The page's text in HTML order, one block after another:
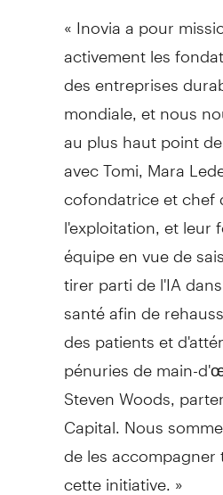
« Inovia a pour
activement les
des entreprises
mondiale, et nous
au plus haut point
avec Tomi, Mara
cofondatrice et chef
l'exploitation, et leur
équipe en vue de
tirer parti de l'IA
santé afin de
des patients et
pénuries de main-
Steven Woods,
Capital. Nous
de les
cette initiative. »